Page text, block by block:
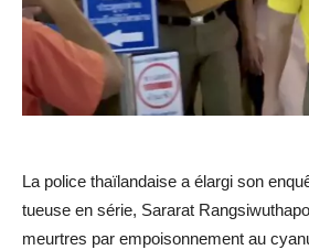
La police thaïlandaise a élargi son
tueuse en série, Sararat
meurtres par empoisonnement au